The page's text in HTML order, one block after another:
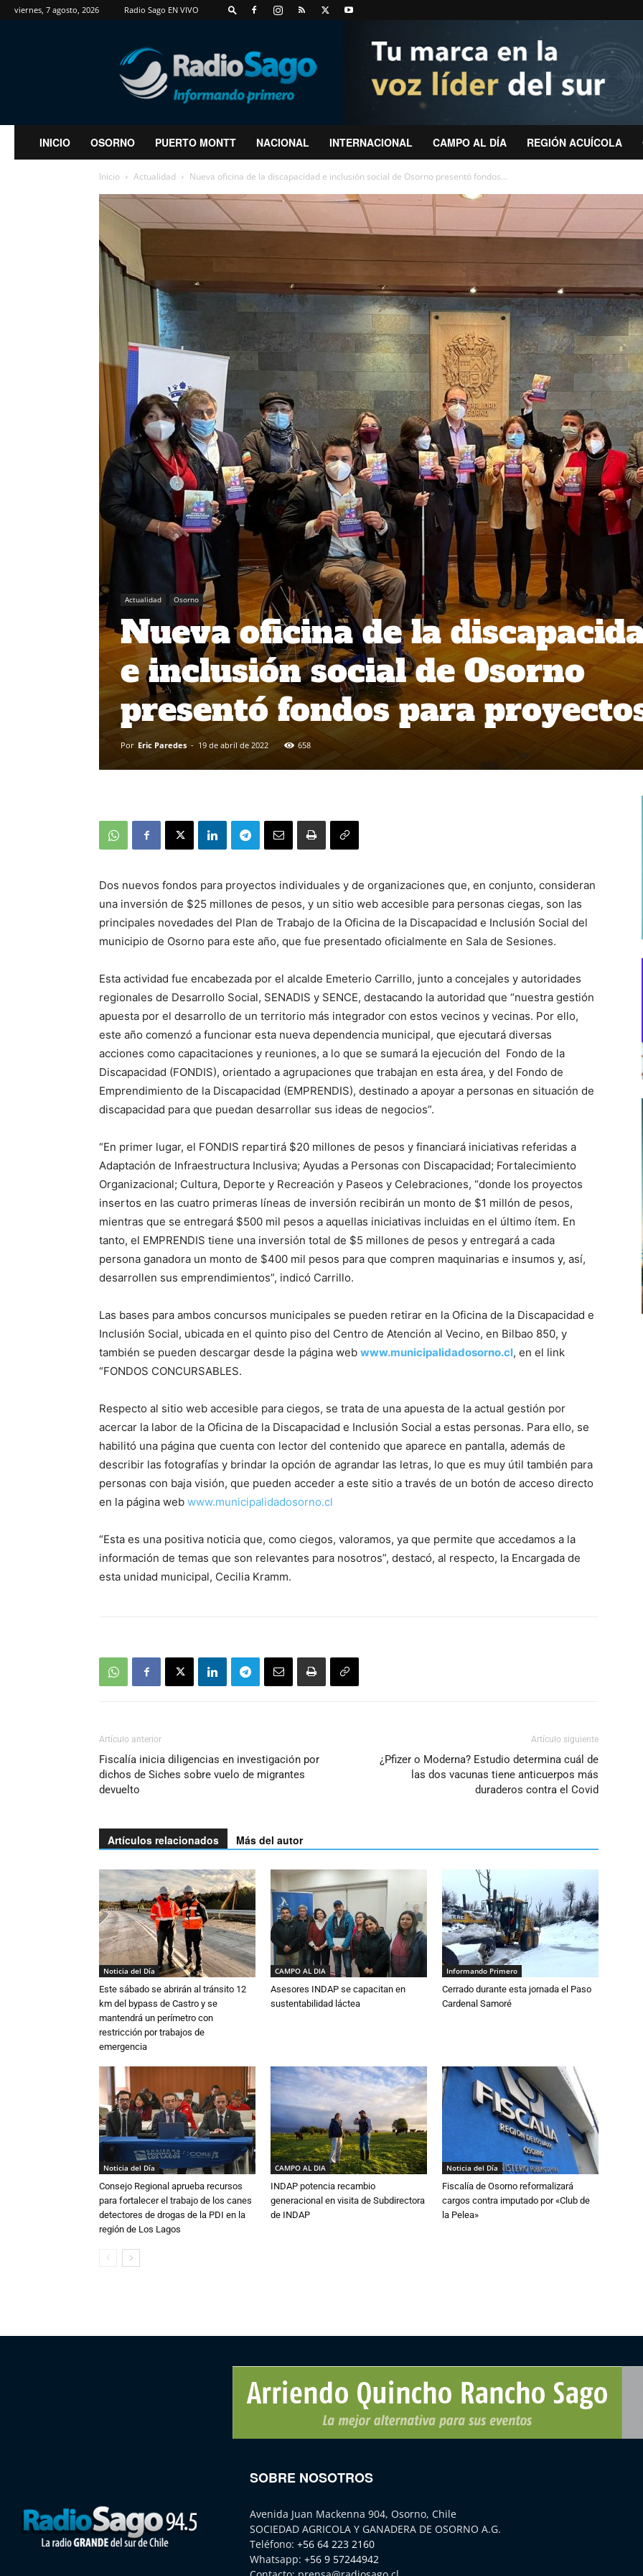
viernes, 7 agosto, 2026 Radio Sago EN VIVO
RadioSago
INICIO OSORNO PUERTO MONTT NACIONAL INTERNACIONAL CAMPO AL DÍA REGIÓN ACUÍCOLA
Inicio Actualidad Nueva oficina de la discapacidad e inclusión social de Osorno presentó fondos...
Actualidad Osorno
Nueva oficina de la
e inclusión social de Osorno
presentó fondos para
Por Eric Paredes - 19 de abril de 2022 658
Dos nuevos fondos para proyectos individuales y de organizaciones que, en conjunto, consideran
una inversión de $25 millones de pesos, y un sitio web accesible para personas ciegas, son las
principales novedades del Plan de Trabajo de la Oficina de la Discapacidad e Inclusión Social del
municipio de Osorno para este año, que fue presentado oficialmente en Sala de Sesiones.
Esta actividad fue encabezada por el alcalde Emeterio Carrillo, junto a concejales y autoridades
regionales de Desarrollo Social, SENADIS y SENCE, destacando la autoridad que “nuestra gestión
apuesta por el desarrollo de un territorio más integrador con estos vecinos y vecinas. Por ello,
este año comenzó a funcionar esta nueva dependencia municipal, que ejecutará diversas
acciones como capacitaciones y reuniones, a lo que se sumará la ejecución del Fondo de la
Discapacidad (FONDIS), orientado a agrupaciones que trabajan en esta área, y del Fondo de
Emprendimiento de la Discapacidad (EMPRENDIS), destinado a apoyar a personas en situación de
discapacidad para que puedan desarrollar sus ideas de negocios”.
“En primer lugar, el FONDIS repartirá $20 millones de pesos y financiará iniciativas referidas a
Adaptación de Infraestructura Inclusiva; Ayudas a Personas con Discapacidad; Fortalecimiento
Organizacional; Cultura, Deporte y Recreación y Paseos y Celebraciones, “donde los proyectos
insertos en las cuatro primeras líneas de inversión recibirán un monto de $1 millón de pesos,
mientras que se entregará $500 mil pesos a aquellas iniciativas incluidas en el último ítem. En
tanto, el EMPRENDIS tiene una inversión total de $5 millones de pesos y entregará a cada
persona ganadora un monto de $400 mil pesos para que compren maquinarias e insumos y, así,
desarrollen sus emprendimientos”, indicó Carrillo.
Las bases para ambos concursos municipales se pueden retirar en la Oficina de la Discapacidad e
Inclusión Social, ubicada en el quinto piso del Centro de Atención al Vecino, en Bilbao 850, y
también se pueden descargar desde la página web www.municipalidadosorno.cl, en el link
“FONDOS CONCURSABLES.
Respecto al sitio web accesible para ciegos, se trata de una apuesta de la actual gestión por
acercar la labor de la Oficina de la Discapacidad e Inclusión Social a estas personas. Para ello, se
habilitó una página que cuenta con lector del contenido que aparece en pantalla, además de
describir las fotografías y brindar la opción de agrandar las letras, lo que es muy útil también para
personas con baja visión, que pueden acceder a este sitio a través de un botón de acceso directo
en la página web www.municipalidadosorno.cl
“Esta es una positiva noticia que, como ciegos, valoramos, ya que permite que accedamos a la
información de temas que son relevantes para nosotros”, destacó, al respecto, la Encargada de
esta unidad municipal, Cecilia Kramm.
Artículo anterior
Fiscalía inicia diligencias en investigación por
dichos de Siches sobre vuelo de migrantes
devuelto
Artículo siguiente
¿Pfizer o Moderna? Estudio determina cuál de
las dos vacunas tiene anticuerpos más
duraderos contra el Covid
Artículos relacionados Más del autor
Noticia del Día
Este sábado se abrirán al tránsito 12
km del bypass de Castro y se
mantendrá un perímetro con
restricción por trabajos de
emergencia
CAMPO AL DIA
Asesores INDAP se capacitan en
sustentabilidad láctea
Informando Primero
Cerrado durante esta jornada el Paso
Cardenal Samoré
Noticia del Día
Consejo Regional aprueba recursos
para fortalecer el trabajo de los canes
detectores de drogas de la PDI en la
región de Los Lagos
CAMPO AL DIA
INDAP potencia recambio
generacional en visita de Subdirectora
de INDAP
Noticia del Día
Fiscalía de Osorno reformalizará
cargos contra imputado por «Club de
la Pelea»
SOBRE NOSOTROS
Avenida Juan Mackenna 904, Osorno, Chile
SOCIEDAD AGRICOLA Y GANADERA DE OSORNO A.G.
Teléfono: +56 64 223 2160
Whatsapp: +56 9 57244942